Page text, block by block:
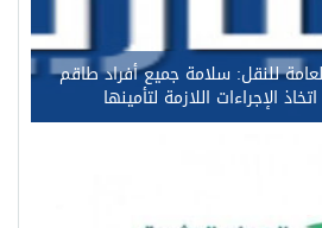
للنقل: سلامة جميع أفراد طاقم